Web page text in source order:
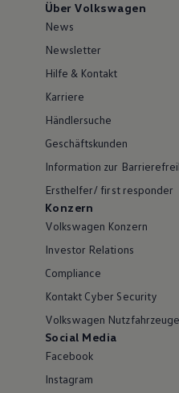
Über Volkswagen
News
Newsletter
Hilfe & Kontakt
Karriere
Händlersuche
Geschäftskunden
Information zur
Ersthelfer/ first responder
Konzern
Volkswagen Konzern
Investor Relations
Compliance
Kontakt Cyber Security
Volkswagen Nutzfahrzeuge
Social Media
Facebook
Instagram